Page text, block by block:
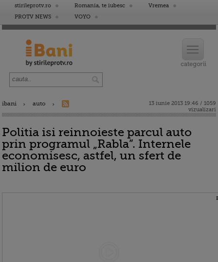
stirileprotv.ro Romania, te iubesc
Vremea
PROTV NEWS
VOYO
ibani auto
13 iunie 2013 19:46 / 1059
vizualizari
Politia isi reinnoieste parcul auto
prin programul „Rabla”. Internele
economisesc, astfel, un sfert de
milion de euro